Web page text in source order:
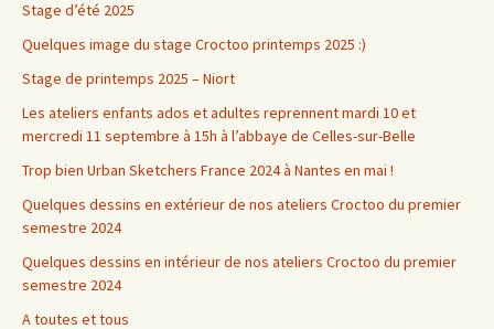
Stage d’été 2025
Quelques image du stage Croctoo printemps 2025 :)
Stage de printemps 2025 – Niort
Les ateliers enfants ados et adultes reprennent mardi 10 et
mercredi 11 septembre à 15h à l’abbaye de Celles-sur-Belle
Trop bien Urban Sketchers France 2024 à Nantes en mai !
Quelques dessins en extérieur de nos ateliers Croctoo du premier
semestre 2024
Quelques dessins en intérieur de nos ateliers Croctoo du premier
semestre 2024
A toutes et tous